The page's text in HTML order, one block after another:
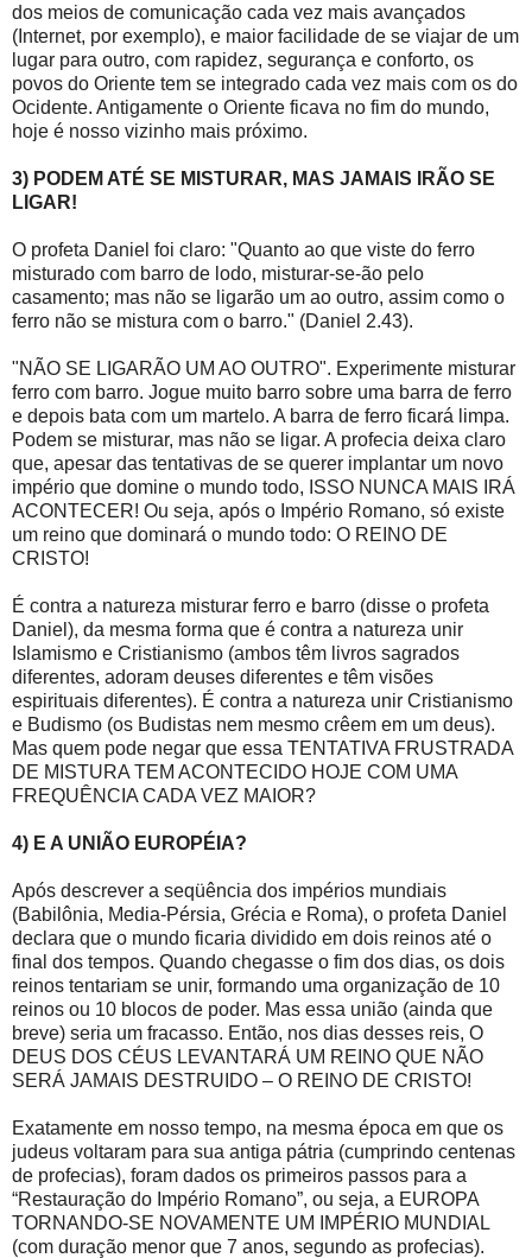
dos meios de comunicação cada vez mais avançados
(Internet, por exemplo), e maior facilidade de se viajar de um
lugar para outro, com rapidez, segurança e conforto, os
povos do Oriente tem se integrado cada vez mais com os do
Ocidente. Antigamente o Oriente ficava no fim do mundo,
hoje é nosso vizinho mais próximo.
3) PODEM ATÉ SE MISTURAR, MAS JAMAIS IRÃO SE
LIGAR!
O profeta Daniel foi claro: "Quanto ao que viste do ferro
misturado com barro de lodo, misturar-se-ão pelo
casamento; mas não se ligarão um ao outro, assim como o
ferro não se mistura com o barro." (Daniel 2.43).
"NÃO SE LIGARÃO UM AO OUTRO". Experimente misturar
ferro com barro. Jogue muito barro sobre uma barra de ferro
e depois bata com um martelo. A barra de ferro ficará limpa.
Podem se misturar, mas não se ligar. A profecia deixa claro
que, apesar das tentativas de se querer implantar um novo
império que domine o mundo todo, ISSO NUNCA MAIS IRÁ
ACONTECER! Ou seja, após o Império Romano, só existe
um reino que dominará o mundo todo: O REINO DE
CRISTO!
É contra a natureza misturar ferro e barro (disse o profeta
Daniel), da mesma forma que é contra a natureza unir
Islamismo e Cristianismo (ambos têm livros sagrados
diferentes, adoram deuses diferentes e têm visões
espirituais diferentes). É contra a natureza unir Cristianismo
e Budismo (os Budistas nem mesmo crêem em um deus).
Mas quem pode negar que essa TENTATIVA FRUSTRADA
DE MISTURA TEM ACONTECIDO HOJE COM UMA
FREQUÊNCIA CADA VEZ MAIOR?
4) E A UNIÃO EUROPÉIA?
Após descrever a seqüência dos impérios mundiais
(Babilônia, Media-Pérsia, Grécia e Roma), o profeta Daniel
declara que o mundo ficaria dividido em dois reinos até o
final dos tempos. Quando chegasse o fim dos dias, os dois
reinos tentariam se unir, formando uma organização de 10
reinos ou 10 blocos de poder. Mas essa união (ainda que
breve) seria um fracasso. Então, nos dias desses reis, O
DEUS DOS CÉUS LEVANTARÁ UM REINO QUE NÃO
SERÁ JAMAIS DESTRUIDO – O REINO DE CRISTO!
Exatamente em nosso tempo, na mesma época em que os
judeus voltaram para sua antiga pátria (cumprindo centenas
de profecias), foram dados os primeiros passos para a
“Restauração do Império Romano”, ou seja, a EUROPA
TORNANDO-SE NOVAMENTE UM IMPÉRIO MUNDIAL
(com duração menor que 7 anos, segundo as profecias).